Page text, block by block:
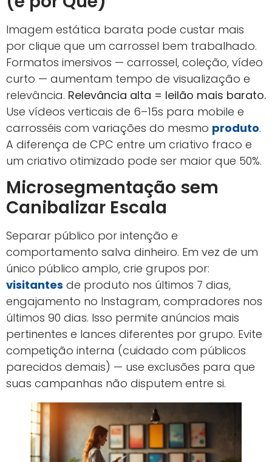
Imagem estática barata pode custar mais
por clique que um carrossel bem trabalhado.
Formatos imersivos — carrossel, coleção, vídeo
curto — aumentam tempo de visualização e
relevância. Relevância alta = leilão mais barato.
Use vídeos verticais de 6–15s para mobile e
carrosséis com variações do mesmo produto.
A diferença de CPC entre um criativo fraco e
um criativo otimizado pode ser maior que 50%.
Microsegmentação sem
Canibalizar Escala
Separar público por intenção e
comportamento salva dinheiro. Em vez de um
único público amplo, crie grupos por:
visitantes de produto nos últimos 7 dias,
engajamento no Instagram, compradores nos
últimos 90 dias. Isso permite anúncios mais
pertinentes e lances diferentes por grupo. Evite
competição interna (cuidado com públicos
parecidos demais) — use exclusões para que
suas campanhas não disputem entre si.